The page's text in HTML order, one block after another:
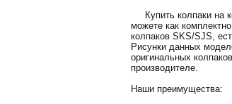
Купить колпаки на
можете как
колпаков SKS/SJS,
Рисунки данных
оригинальных
производителе.
Наши преимущества: